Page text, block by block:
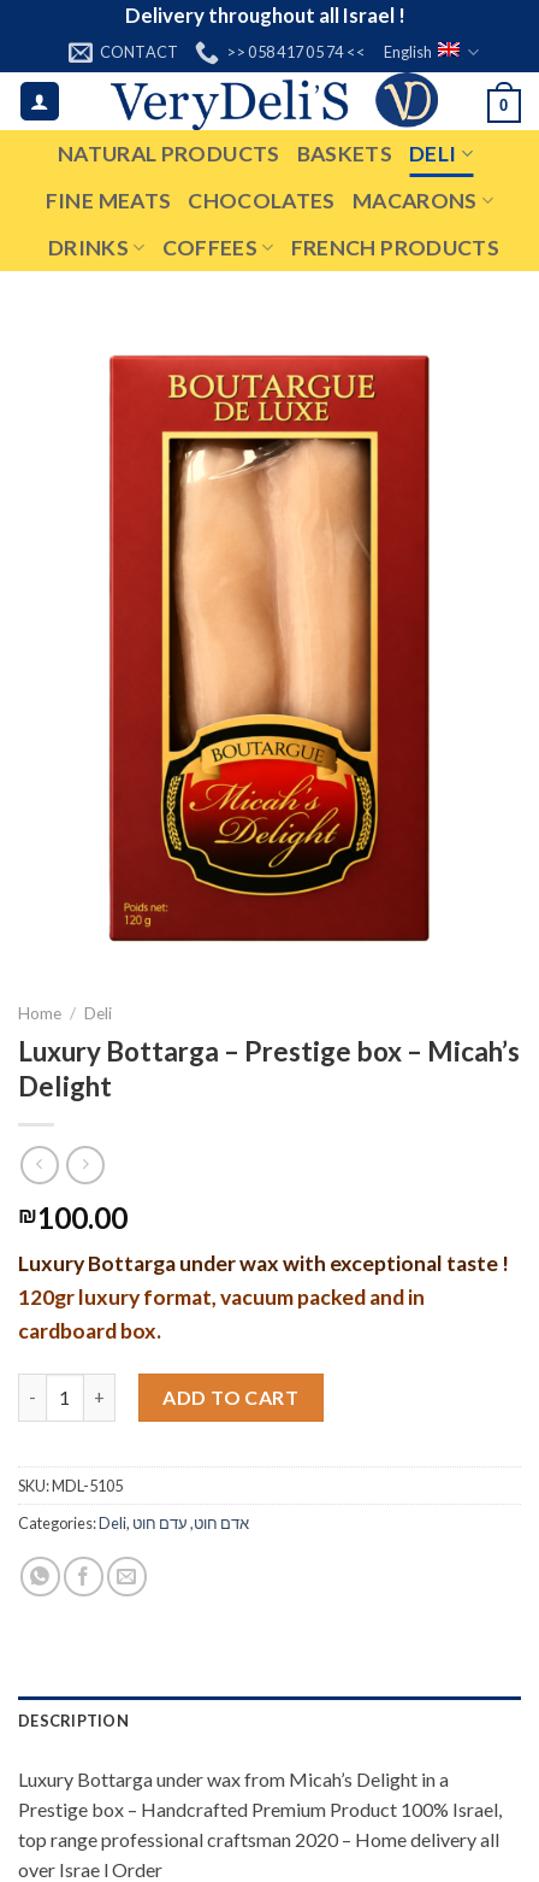
content
Delivery throughout all Israel !
CONTACT >> 058 417 05 74 << English
0
NATURAL PRODUCTS BASKETS
DELI
FINE MEATS
CHOCOLATES
MACARONS
DRINKS
COFFEES FRENCH PRODUCTS
Home / Deli
Luxury Bottarga – Prestige box – Micah’s
Delight
₪100.00
Luxury Bottarga under wax with exceptional taste !
120gr luxury format, vacuum packed and in
cardboard box.
ADD TO CART
SKU:MDL-5105
Categories:Deli, אדם חוט, עדם חוט
DESCRIPTION
Luxury Bottarga under wax from Micah’s Delight in a
Prestige box – Handcrafted Premium Product 100% Israel,
top range professional craftsman 2020 – Home delivery all
over Israe l Order